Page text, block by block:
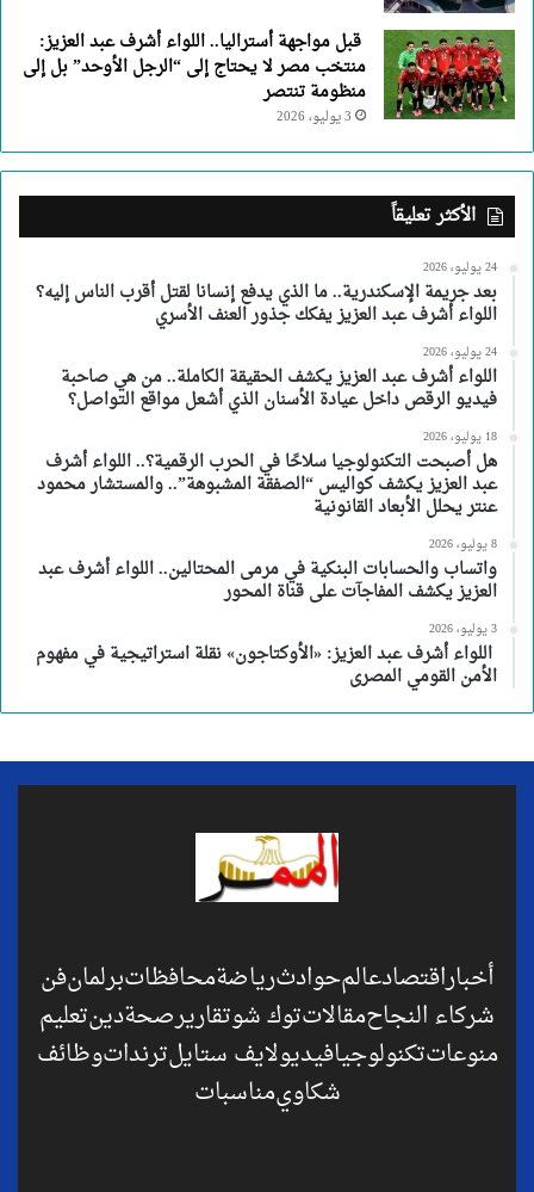
قبل مواجهة أستراليا.. اللواء أشرف عبد العزيز:
منتخب مصر لا يحتاج إلى “الرجل الأوحد” بل إلى
منظومة تنتصر
3 يوليو، 2026
الأكثر تعليقاً
24 يوليو، 2026
بعد جريمة الإسكندرية.. ما الذي يدفع إنسانا لقتل أقرب الناس إليه؟
اللواء أشرف عبد العزيز يفكك جذور العنف الأسري
24 يوليو، 2026
اللواء أشرف عبد العزيز يكشف الحقيقة الكاملة.. من هي صاحبة
فيديو الرقص داخل عيادة الأسنان الذي أشعل مواقع التواصل؟
18 يوليو، 2026
هل أصبحت التكنولوجيا سلاحًا في الحرب الرقمية؟.. اللواء أشرف
عبد العزيز يكشف كواليس “الصفقة المشبوهة”.. والمستشار محمود
عنتر يحلل الأبعاد القانونية
8 يوليو، 2026
واتساب والحسابات البنكية في مرمى المحتالين.. اللواء أشرف عبد
العزيز يكشف المفاجآت على قناة المحور
3 يوليو، 2026
اللواء أشرف عبد العزيز: «الأوكتاجون» نقلة استراتيجية في مفهوم
الأمن القومي المصرى
أخباراقتصادعالمحوادثرياضةمحافظاتبرلمانفن
شركاء النجاحمقالاتتوك شوتقاريرصحةدينتعليم
منوعاتتكنولوجيافيديولايف ستايلترنداتوظائف
شكاويمناسبات